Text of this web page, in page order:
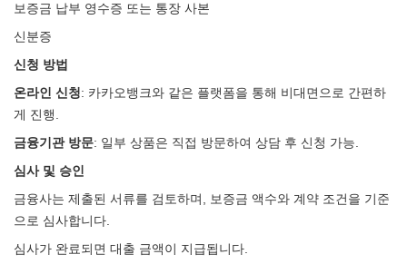
보증금 납부 영수증 또는 통장 사본
신분증
신청 방법
온라인 신청: 카카오뱅크와 같은 플랫폼을 통해 비대면으로 간편하
게 진행.
금융기관 방문: 일부 상품은 직접 방문하여 상담 후 신청 가능.
심사 및 승인
금융사는 제출된 서류를 검토하며, 보증금 액수와 계약 조건을 기준
으로 심사합니다.
심사가 완료되면 대출 금액이 지급됩니다.